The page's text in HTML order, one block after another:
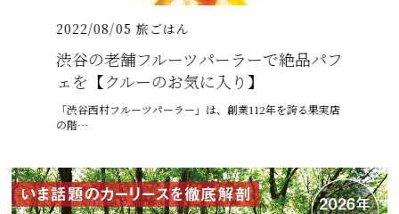
2022/08/05 旅ごはん
渋谷の老舗フルーツパーラーで絶品パフ
ェを【クルーのお気に入り】
「渋谷西村フルーツパーラー」は、創業112年を誇る果実店
の階…